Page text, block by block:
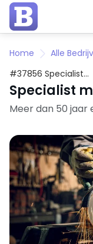
Home
Alle
#37856 Specialist
metaalbewerking
Specialist
Meer dan 50